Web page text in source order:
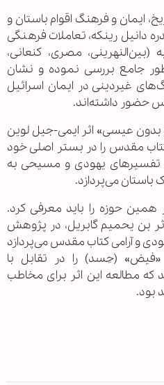
ایمان و فرهنگ اقوام باستان و
دانیل رینکه، تعاملات فرهنگی
مصری، کنعانی،
طور جامع بررسی نموده و نشان
غیردینی در ایمان اسرائیل
حضور داشته‌اند.
عیسی» اثر ایمی-جیل لوین
مقدس را در بستر اصلی خود
یهودی و مسیحی به
می‌پردازد.
همین حوزه را باید معرفی کرد.
بن یحمیم گابریل، در پژوهش
و آرامی کتاب مقدس می‌پردازد
«فیض» (حِسد) را در تقابل با
که مطالعه این اثر برای مخاطب
بود.